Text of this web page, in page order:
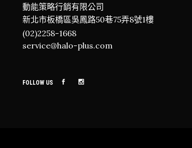
動能策略行銷有限公司
新北市板橋區吳鳳路50巷75弄8號1樓
(02)2258-1668
service@halo-plus.com
FOLLOW US